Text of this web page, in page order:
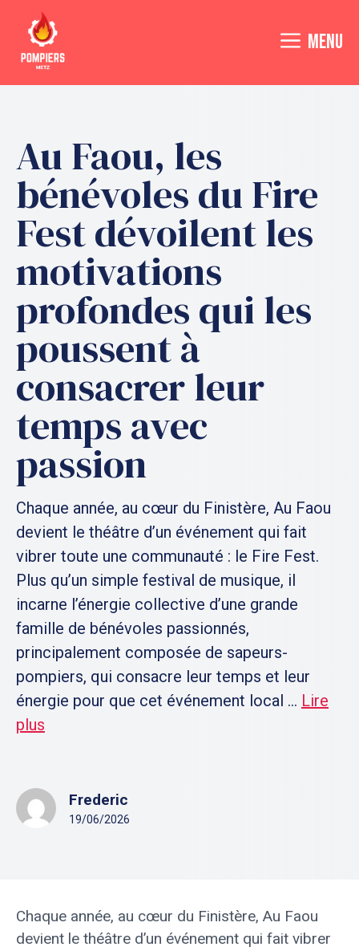
contenu
MENU
Au Faou, les
bénévoles du Fire
Fest dévoilent les
motivations
profondes qui les
poussent à
consacrer leur
temps avec
passion
Chaque année, au cœur du Finistère, Au Faou
devient le théâtre d’un événement qui fait
vibrer toute une communauté : le Fire Fest.
Plus qu’un simple festival de musique, il
incarne l’énergie collective d’une grande
famille de bénévoles passionnés,
principalement composée de sapeurs-
pompiers, qui consacre leur temps et leur
énergie pour que cet événement local ... Lire
plus
Frederic
19/06/2026
Chaque année, au cœur du Finistère, Au Faou
devient le théâtre d’un événement qui fait vibrer